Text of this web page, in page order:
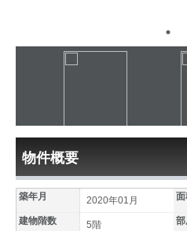
物件概要
築年月 2020年01月
建物階数
5階